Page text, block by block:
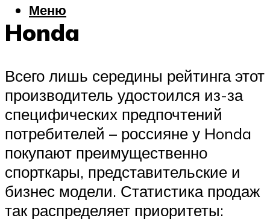
Меню
Honda
Всего лишь середины рейтинга этот
производитель удостоился из-за
специфических предпочтений
потребителей – россияне у Honda
покупают преимущественно
спорткары, представительские и
бизнес модели. Статистика продаж
так распределяет приоритеты: